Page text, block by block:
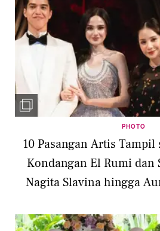
PHOTO
10 Pasangan Artis Tampil
Kondangan El Rumi dan
Nagita Slavina hingga